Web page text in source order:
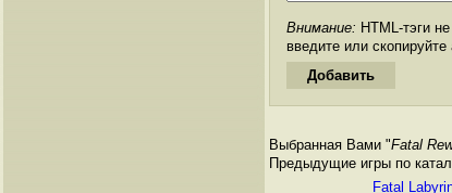
Внимание: HTML-тэги
введите или
Выбранная Вами "Fatal
Предыдущие игры по
Fatal